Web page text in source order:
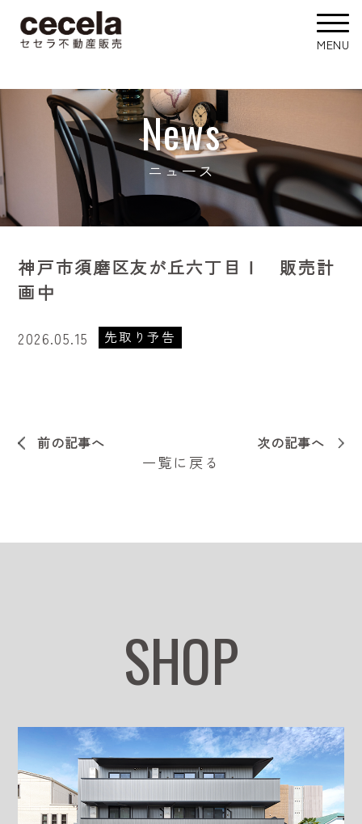
News
ニュース
神戸市須磨区友が丘六丁目Ⅰ 販売計
画中
2026.05.15 先取り予告
前の記事へ 次の記事へ
一覧に戻る
SHOP